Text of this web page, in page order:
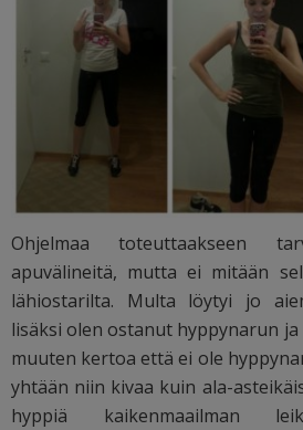
Ohjelmaa toteuttaakseen
apuvälineitä, mutta ei mitään
lähiostarilta. Multa löytyi jo
lisäksi olen ostanut hyppynarun
muuten kertoa että ei ole
yhtään niin kivaa kuin ala-
hyppiä kaikenmaailman